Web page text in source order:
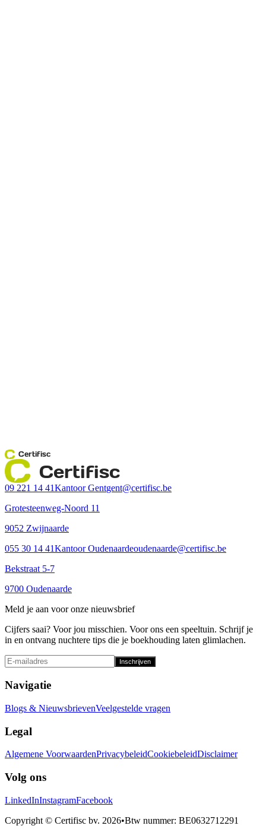
Certifisc
Certifisc
09 221 14 41Kantoor Gentgent@certifisc.be
Grotesteenweg-Noord 11
9052 Zwijnaarde
055 30 14 41Kantoor Oudenaardeoudenaarde@certifisc.be
Bekstraat 5-7
9700 Oudenaarde
Meld je aan voor onze nieuwsbrief
Cijfers saai? Voor jou misschien. Voor ons een speeltuin. Schrijf je
in en ontvang nuchtere tips die je boekhouding laten glimlachen.
Inschrijven
Navigatie
Blogs & NieuwsbrievenVeelgestelde vragen
Legal
Algemene VoorwaardenPrivacybeleidCookiebeleidDisclaimer
Volg ons
LinkedInInstagramFacebook
Copyright © Certifisc bv. 2026•Btw nummer: BE0632712291